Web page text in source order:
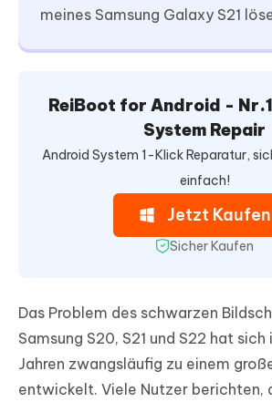
meines Samsung Galaxy S21
ReiBoot for Android -
System Repair
Android System 1-Klick Reparatur,
einfach!
Jetzt Kaufen
Sicher Kaufen
Das Problem des schwarzen
Samsung S20, S21 und S22 hat
Jahren zwangsläufig zu einem
entwickelt. Viele Nutzer berichten,